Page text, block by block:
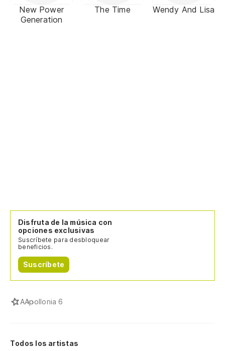
New Power
Generation
The Time Wendy And Lisa
Disfruta de la música con
opciones exclusivas
Suscríbete para desbloquear
beneficios.
Suscríbete
AApollonia 6
Todos los artistas